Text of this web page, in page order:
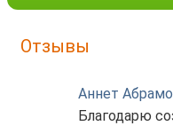
Отзывы
Аннет
Благодарю